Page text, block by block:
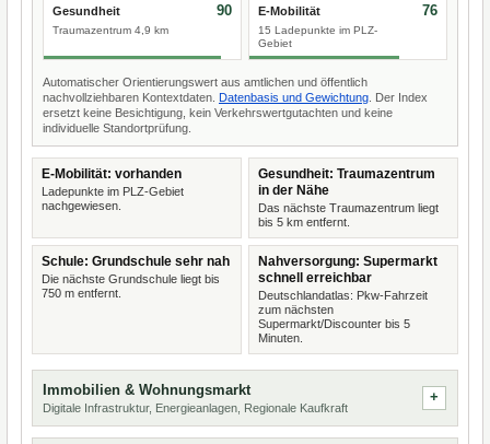
Gesundheit
Traumazentrum 4,9 km
90 E-Mobilität
15 Ladepunkte im PLZ-
Gebiet
76
Automatischer Orientierungswert aus amtlichen und öffentlich
nachvollziehbaren Kontextdaten. Datenbasis und Gewichtung . Der Index
ersetzt keine Besichtigung, kein Verkehrswertgutachten und keine
individuelle Standortprüfung.
E-Mobilität: vorhanden
Ladepunkte im PLZ-Gebiet
nachgewiesen.
Gesundheit: Traumazentrum
in der Nähe
Das nächste Traumazentrum liegt
bis 5 km entfernt.
Schule: Grundschule sehr nah
Die nächste Grundschule liegt bis
750 m entfernt.
Nahversorgung: Supermarkt
schnell erreichbar
Deutschlandatlas: Pkw-Fahrzeit
zum nächsten
Supermarkt/Discounter bis 5
Minuten.
Immobilien & Wohnungsmarkt
Digitale Infrastruktur, Energieanlagen, Regionale Kaufkraft